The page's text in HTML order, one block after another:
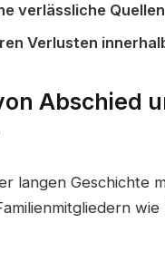
verlässliche Quellen
Verlusten
Abschied
langen Geschichte